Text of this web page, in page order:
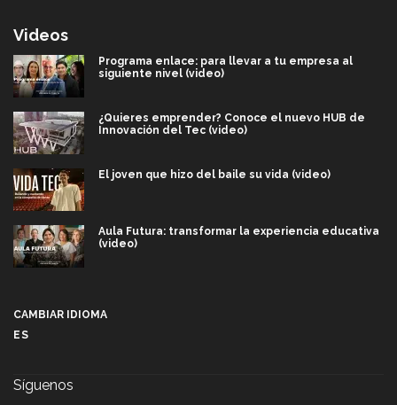
Videos
Programa enlace: para llevar a tu empresa al
siguiente nivel (video)
¿Quieres emprender? Conoce el nuevo HUB de
Innovación del Tec (video)
El joven que hizo del baile su vida (video)
Aula Futura: transformar la experiencia educativa
(video)
CAMBIAR IDIOMA
ES
Síguenos